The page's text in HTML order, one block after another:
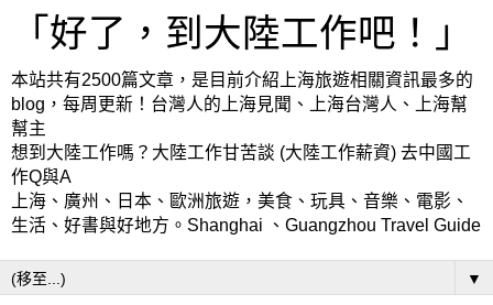
「好了，到大陸工作吧！」
本站共有2500篇文章，是目前介紹上海旅遊相關資訊最多的
blog，每周更新！台灣人的上海見聞、上海台灣人、上海幫
幫主
想到大陸工作嗎？大陸工作甘苦談 (大陸工作薪資) 去中國工
作Q與A
上海、廣州、日本、歐洲旅遊，美食、玩具、音樂、電影、
生活、好書與好地方。Shanghai 、Guangzhou Travel Guide
▼